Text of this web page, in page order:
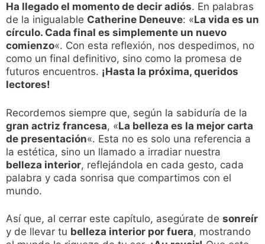
Ha llegado el momento de decir adiós. En palabras
de la inigualable Catherine Deneuve: «La vida es un
círculo. Cada final es simplemente un nuevo
comienzo«. Con esta reflexión, nos despedimos, no
como un final definitivo, sino como la promesa de
futuros encuentros. ¡Hasta la próxima, queridos
lectores!
Recordemos siempre que, según la sabiduría de la
gran actriz francesa, «La belleza es la mejor carta
de presentación«. Esta no es solo una referencia a
la estética, sino un llamado a irradiar nuestra
belleza interior, reflejándola en cada gesto, cada
palabra y cada sonrisa que compartimos con el
mundo.
Así que, al cerrar este capítulo, asegúrate de sonreír
y de llevar tu belleza interior por fuera, mostrando